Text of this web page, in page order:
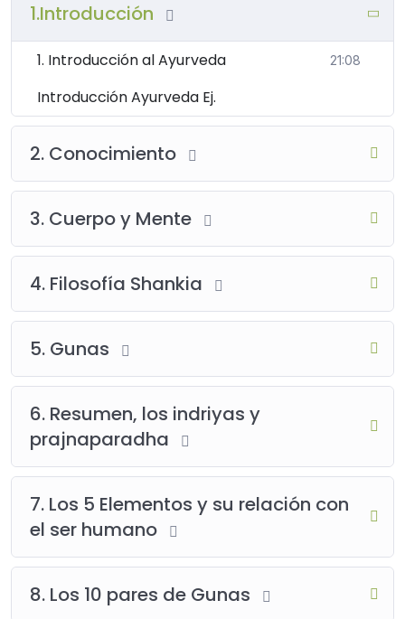
1.Introducción
1. Introducción al Ayurveda 21:08
Introducción Ayurveda Ej.
2. Conocimiento
3. Cuerpo y Mente
4. Filosofía Shankia
5. Gunas
6. Resumen, los indriyas y
prajnaparadha
7. Los 5 Elementos y su relación con
el ser humano
8. Los 10 pares de Gunas